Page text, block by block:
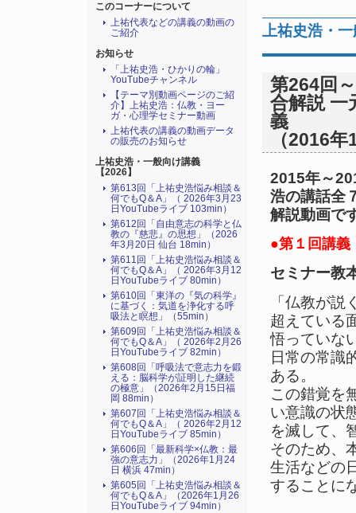
上祐史浩・
第264回
合解説
義
（2016
2015年～
浩の講話全
解説動画で
●第１回講義
セミナー教
「仏教が
超えている
悟っていな
日常の常識
ある。
この錯覚を
い意識の状
を滅して、
そのため、
生活などの
することに
このコーナーについて
上祐代表などの講義の動画の
ご紹介
お知らせ
「上祐史浩・ひかりの輪」
YouTubeチャンネル
【テーマ別動画ページのご紹
介】上祐史浩：仏教・ヨー
ガ・心理学セミナー動画
上祐代表の講義の動画データ
の販売のお知らせ
上祐史浩・一般向け講義
【2026】
第613回「上祐史浩悩み相談＆
何でもQ＆A」（ 2026年3月23
日YouTubeライブ 103min）
第612回「自由意志の科学と仏
教の『慈悲』の思想」（2026
年3月20日 仙台 18min）
第611回「上祐史浩悩み相談＆
何でもQ＆A」（ 2026年3月12
日YouTubeライブ 80min）
第610回「東洋の『気の科学』
に基づく：気道を浄化する呼
吸法と瞑想」（55min）
第609回「上祐史浩悩み相談＆
何でもQ＆A」（ 2026年2月26
日YouTubeライブ 82min）
第608回「呼吸法で意志力を鍛
える：脳科学が証明した継続
の極意」（2026年2月15日福
岡 88min）
第607回「上祐史浩悩み相談＆
何でもQ＆A」（ 2026年2月12
日YouTubeライブ 85min）
第606回「最新科学×仏教：最
強の意志力」（2026年1月24
日 横浜 47min）
第605回「上祐史浩悩み相談＆
何でもQ＆A」（2026年1月26
日YouTubeライブ 94min）